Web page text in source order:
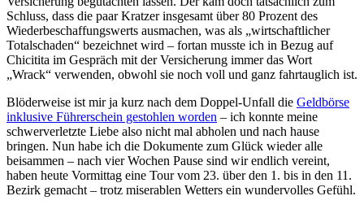
Schluss, dass die paar Kratzer insgesamt über 80 Prozent des
Wiederbeschaffungswerts ausmachen, was als „wirtschaftlicher
Totalschaden“ bezeichnet wird – fortan musste ich in Bezug auf
Chicitita im Gespräch mit der Versicherung immer das Wort
„Wrack“ verwenden, obwohl sie noch voll und ganz fahrtauglich ist.
Blöderweise ist mir ja kurz nach dem Doppel-Unfall die Geldbörse
inklusive Führerschein gestohlen worden – ich konnte meine
schwerverletzte Liebe also nicht mal abholen und nach hause
bringen. Nun habe ich die Dokumente zum Glück wieder alle
beisammen – nach vier Wochen Pause sind wir endlich vereint,
haben heute Vormittag eine Tour vom 23. über den 1. bis in den 11.
Bezirk gemacht – trotz miserablen Wetters ein wundervolles Gefühl.